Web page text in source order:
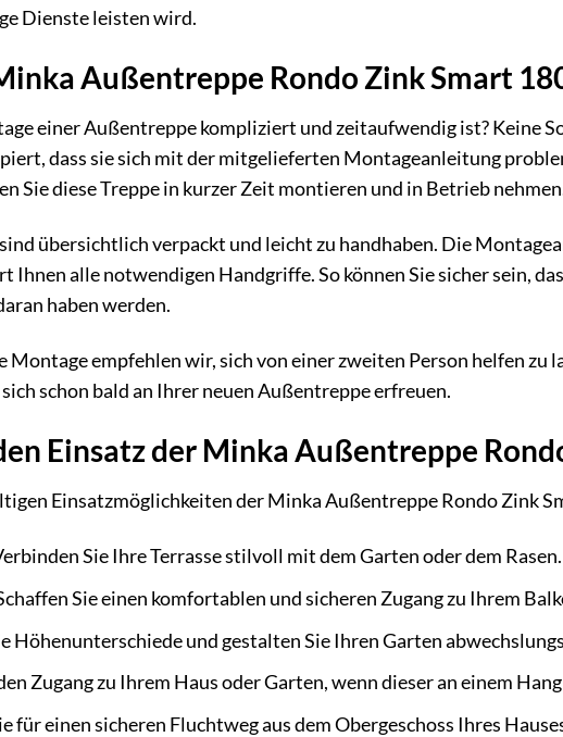
Dienste leisten wird.
Außentreppe Rondo Zink Smart
einer Außentreppe kompliziert und zeitaufwendig ist? Keine
dass sie sich mit der mitgelieferten Montageanleitung
Sie diese Treppe in kurzer Zeit montieren und in Betrieb
übersichtlich verpackt und leicht zu handhaben. Die
Ihnen alle notwendigen Handgriffe. So können Sie sicher sein,
haben werden.
Montage empfehlen wir, sich von einer zweiten Person helfen zu
schon bald an Ihrer neuen Außentreppe erfreuen.
Einsatz der Minka Außentreppe
Einsatzmöglichkeiten der Minka Außentreppe Rondo Zink
Sie Ihre Terrasse stilvoll mit dem Garten oder dem Rasen.
Sie einen komfortablen und sicheren Zugang zu Ihrem
Höhenunterschiede und gestalten Sie Ihren Garten
Zugang zu Ihrem Haus oder Garten, wenn dieser an einem
für einen sicheren Fluchtweg aus dem Obergeschoss Ihres